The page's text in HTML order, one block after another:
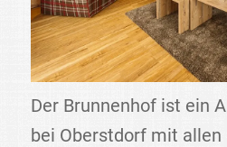
Der Brunnenhof ist ein
bei Oberstdorf mit allen